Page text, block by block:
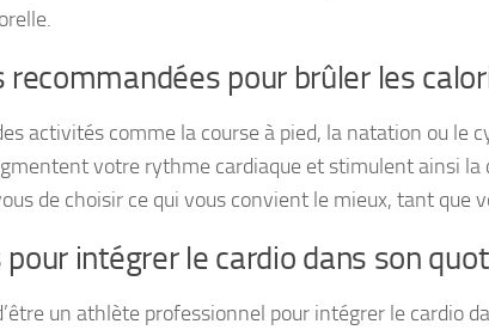
recommandées pour brûler les
activités comme la course à pied, la natation ou le
votre rythme cardiaque et stimulent ainsi la
de choisir ce qui vous convient le mieux, tant que
pour intégrer le cardio dans son
un athlète professionnel pour intégrer le cardio